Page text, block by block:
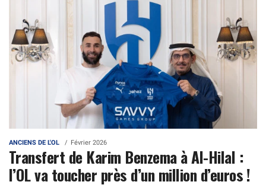
ANCIENS DE L'OL Février 2026
Transfert de Karim Benzema à Al-Hilal :
l’OL va toucher près d’un million d’euros !